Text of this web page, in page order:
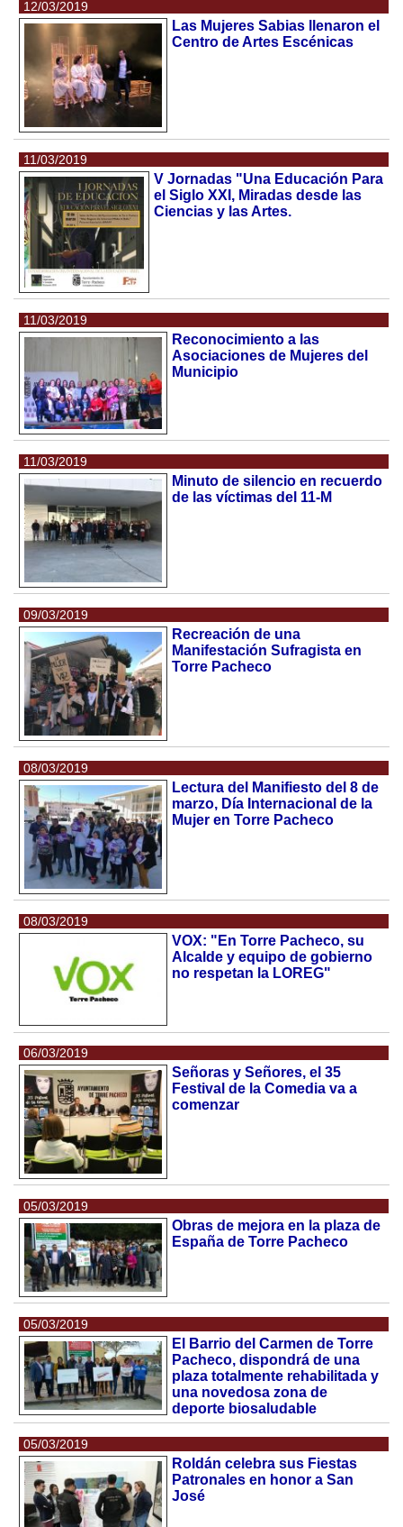
12/03/2019
Las Mujeres Sabias llenaron el
Centro de Artes Escénicas
11/03/2019
V Jornadas "Una Educación Para
el Siglo XXI, Miradas desde las
Ciencias y las Artes.
11/03/2019
Reconocimiento a las
Asociaciones de Mujeres del
Municipio
11/03/2019
Minuto de silencio en recuerdo
de las víctimas del 11-M
09/03/2019
Recreación de una
Manifestación Sufragista en
Torre Pacheco
08/03/2019
Lectura del Manifiesto del 8 de
marzo, Día Internacional de la
Mujer en Torre Pacheco
08/03/2019
VOX: "En Torre Pacheco, su
Alcalde y equipo de gobierno
no respetan la LOREG"
06/03/2019
Señoras y Señores, el 35
Festival de la Comedia va a
comenzar
05/03/2019
Obras de mejora en la plaza de
España de Torre Pacheco
05/03/2019
El Barrio del Carmen de Torre
Pacheco, dispondrá de una
plaza totalmente rehabilitada y
una novedosa zona de
deporte biosaludable
05/03/2019
Roldán celebra sus Fiestas
Patronales en honor a San
José